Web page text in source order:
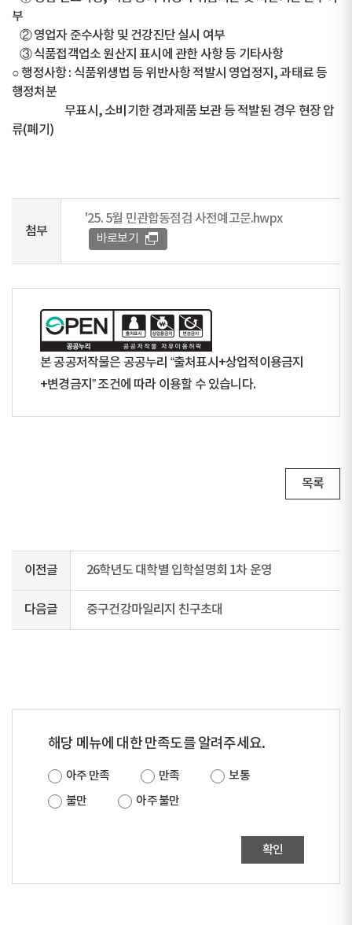
부
② 영업자 준수사항 및 건강진단 실시 여부
③ 식품접객업소 원산지 표시에 관한 사항 등 기타사항
○ 행정사항 : 식품위생법 등 위반사항 적발시 영업정지, 과태료 등
행정처분
무표시, 소비기한 경과제품 보관 등 적발된 경우 현장 압
류(폐기)
첨부
'25. 5월 민관합동점검 사전예고문.hwpx
바로보기
본 공공저작물은 공공누리 “출처표시+상업적이용금지
+변경금지” 조건에 따라 이용할 수 있습니다.
목록
이전글 26학년도 대학별 입학설명회 1차 운영
다음글 중구건강마일리지 친구초대
해당 메뉴에 대한 만족도를 알려주세요.
아주 만족 만족
보통
불만
아주 불만
확인